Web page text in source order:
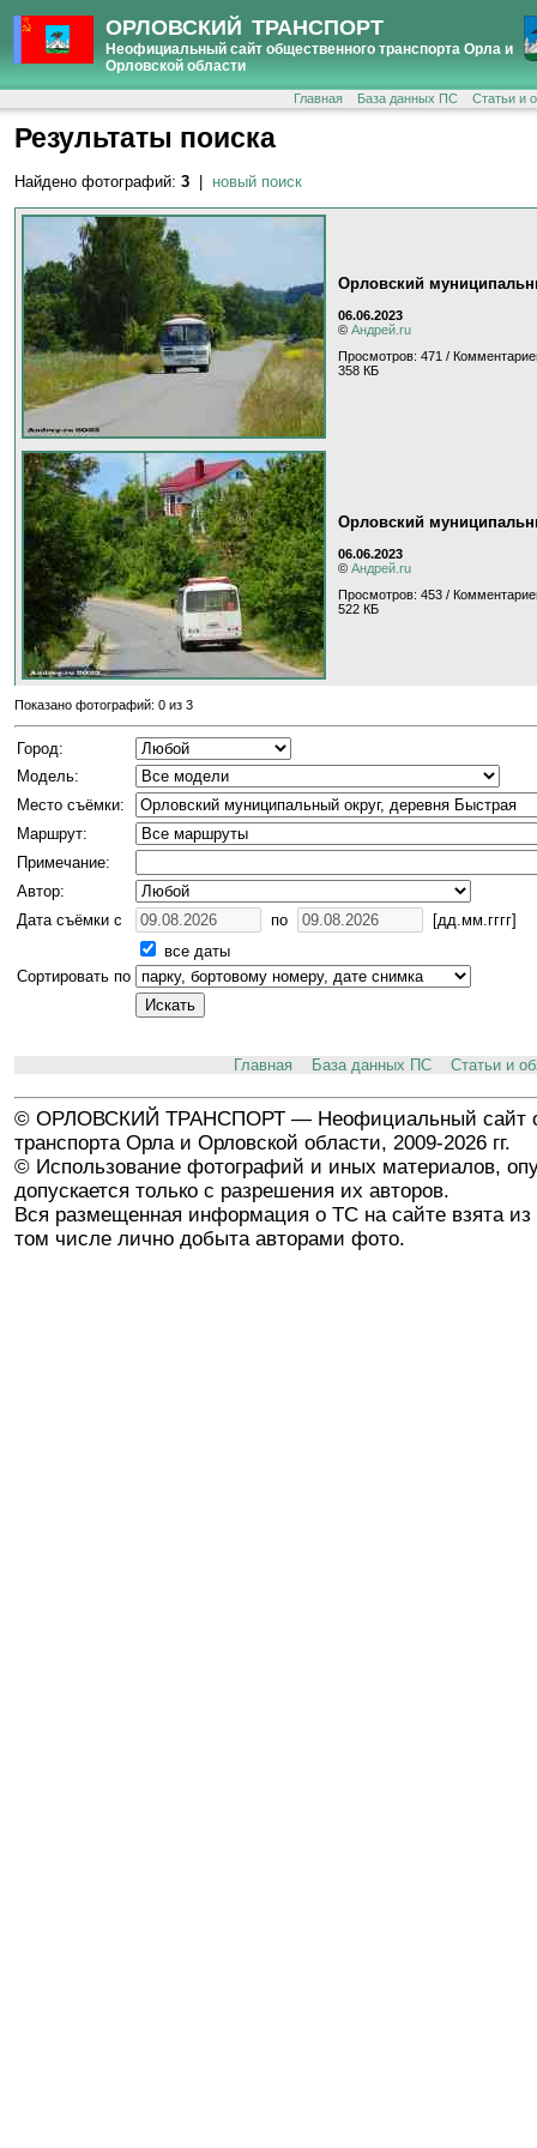
ОРЛОВСКИЙ ТРАНСПОРТ
Неофициальный сайт общественного транспорта Орла и
Орловской области
Главная База данных ПС Статьи и
Результаты поиска
Найдено фотографий: 3 новый поиск
Орловский
06.06.2023
© Андрей.ru
Просмотров: 471 /
358 КБ
Орловский
06.06.2023
© Андрей.ru
Просмотров: 453 /
522 КБ
Показано фотографий: 0 из 3
Город:
Модель:
Место съёмки:
Маршрут:
Примечание:
Автор:
Дата съёмки с
по
[дд.мм.гггг]
все даты
Сортировать по
Главная База данных ПС Статьи и
© ОРЛОВСКИЙ ТРАНСПОРТ — Неофициальный сайт
транспорта Орла и Орловской области, 2009-2026 гг.
© Использование фотографий и иных материалов,
допускается только с разрешения их авторов.
Вся размещенная информация о ТС на сайте взята из
том числе лично добыта авторами фото.